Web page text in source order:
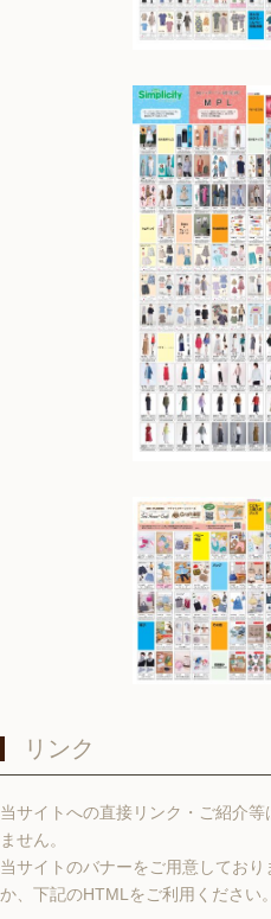
リンク
当サイトへの直接リンク・ご紹介
ません。
当サイトのバナーをご用意してお
か、下記のHTMLをご利用ください。